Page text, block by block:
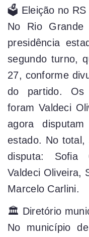
🗳️ Eleição no RS
No Rio
presidência
segundo turno,
27, conforme
do partido. Os
foram Valdeci
agora
estado. No total,
disputa: Sofia
Valdeci Oliveira,
Marcelo Carlini.
🏛️ Diretório
No município